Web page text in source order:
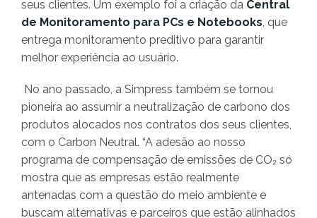
seus clientes. Um exemplo foi a criação da Central
de Monitoramento para PCs e Notebooks, que
entrega monitoramento preditivo para garantir
melhor experiência ao usuário.
No ano passado, a Simpress também se tornou
pioneira ao assumir a neutralização de carbono dos
produtos alocados nos contratos dos seus clientes,
com o Carbon Neutral. “A adesão ao nosso
programa de compensação de emissões de CO₂ só
mostra que as empresas estão realmente
antenadas com a questão do meio ambiente e
buscam alternativas e parceiros que estão alinhados